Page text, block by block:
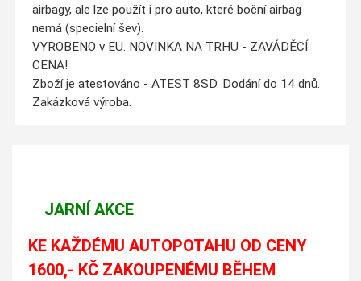
airbagy, ale lze použít i pro auto, které boční airbag
nemá (specielní šev).
VYROBENO v EU. NOVINKA NA TRHU - ZAVÁDĚCÍ
CENA!
Zboží je atestováno - ATEST 8SD. Dodání do 14 dnů.
Zakázková výroba.
JARNÍ AKCE
KE KAŽDÉMU AUTOPOTAHU OD CENY
1600,- KČ ZAKOUPENÉMU BĚHEM